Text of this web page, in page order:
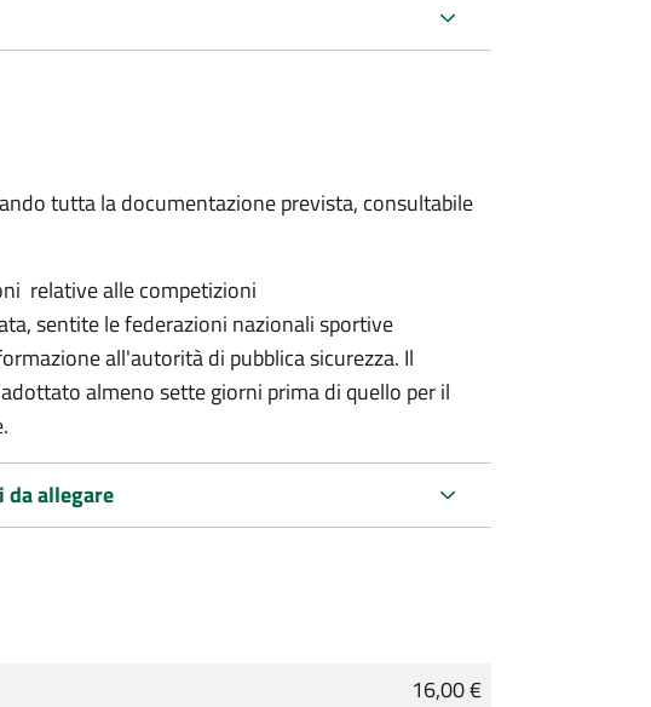
tutta la documentazione prevista, consultabile
relative alle competizioni
sentite le federazioni nazionali sportive
all'autorità di pubblica sicurezza. Il
almeno sette giorni prima di quello per il
da allegare
16,00 €